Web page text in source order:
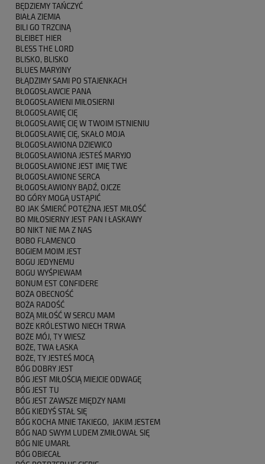
BĘDZIEMY TAŃCZYĆ
BIAŁA ZIEMIA
BILI GO TRZCINĄ
BLEIBET HIER
BLESS THE LORD
BLISKO, BLISKO
BLUES MARYJNY
BŁĄDZIMY SAMI PO STAJENKACH
BŁOGOSŁAWCIE PANA
BŁOGOSŁAWIENI MIŁOSIERNI
BŁOGOSŁAWIĘ CIĘ
BŁOGOSŁAWIĘ CIĘ W TWOIM ISTNIENIU
BŁOGOSŁAWIĘ CIĘ, SKAŁO MOJA
BŁOGOSŁAWIONA DZIEWICO
BŁOGOSŁAWIONA JESTEŚ MARYJO
BŁOGOSŁAWIONE JEST IMIĘ TWE
BŁOGOSŁAWIONE SERCA
BŁOGOSŁAWIONY BĄDŹ, OJCZE
BO GÓRY MOGĄ USTĄPIĆ
BO JAK ŚMIERĆ POTĘŻNA JEST MIŁOŚĆ
BO MIŁOSIERNY JEST PAN I ŁASKAWY
BO NIKT NIE MA Z NAS
BOBO FLAMENCO
BOGIEM MOIM JEST
BOGU JEDYNEMU
BOGU WYŚPIEWAM
BONUM EST CONFIDERE
BOŻA OBECNOŚĆ
BOŻA RADOŚĆ
BOŻĄ MIŁOŚĆ W SERCU MAM
BOŻE KRÓLESTWO NIECH TRWA
BOŻE MÓJ, TY WIESZ
BOŻE, TWA ŁASKA
BOŻE, TY JESTEŚ MOCĄ
BÓG DOBRY JEST
BÓG JEST MIŁOŚCIĄ MIEJCIE ODWAGĘ
BÓG JEST TU
BÓG JEST ZAWSZE MIĘDZY NAMI
BÓG KIEDYŚ STAŁ SIĘ
BÓG KOCHA MNIE TAKIEGO, JAKIM JESTEM
BÓG NAD SWYM LUDEM ZMIŁOWAŁ SIĘ
BÓG NIE UMARŁ
BÓG OBIECAŁ